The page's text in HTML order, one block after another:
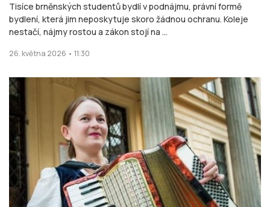
Tisíce brněnských studentů bydlí v podnájmu, právní formě
bydlení, která jim neposkytuje skoro žádnou ochranu. Koleje
nestačí, nájmy rostou a zákon stojí na ...
26. května 2026 • 11:30